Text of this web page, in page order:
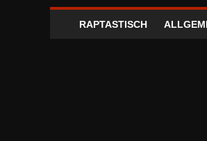
RAPTASTISCH